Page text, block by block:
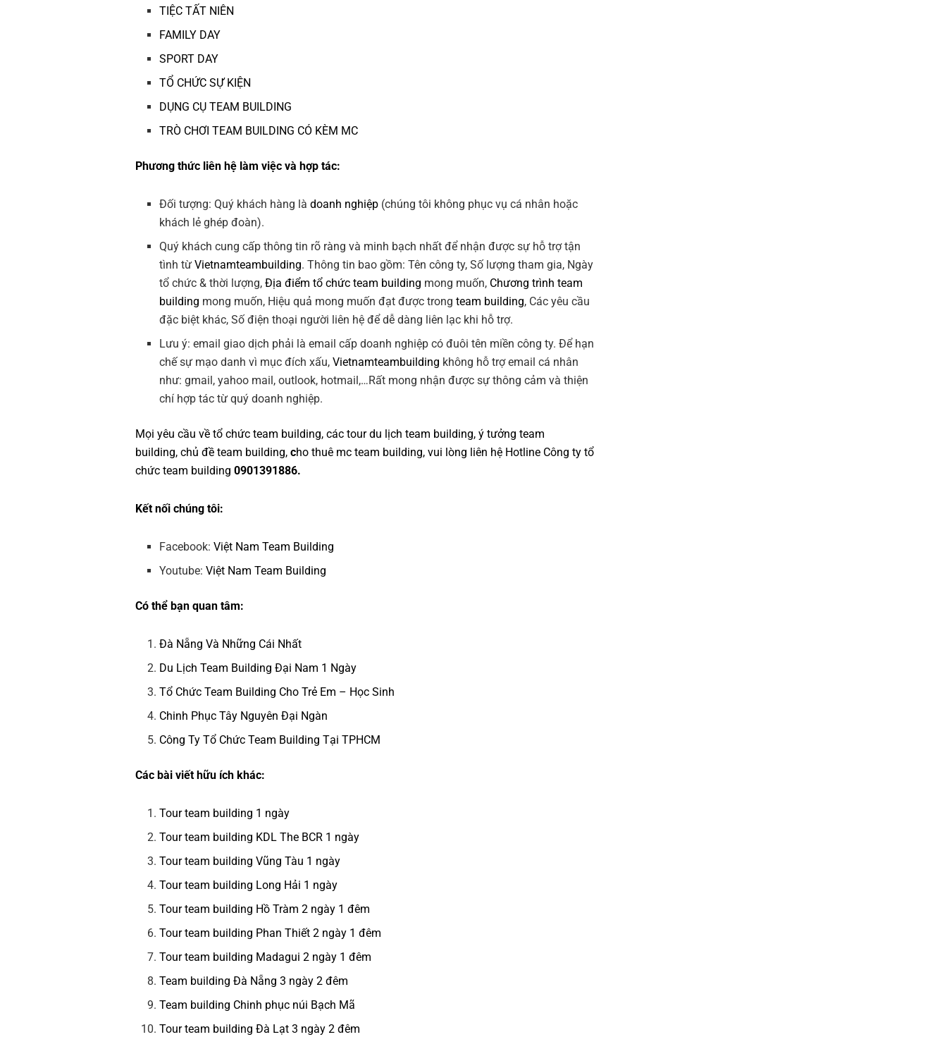
TIỆC TẤT NIÊN
FAMILY DAY
SPORT DAY
TỔ CHỨC SỰ KIỆN
DỤNG CỤ TEAM BUILDING
TRÒ CHƠI TEAM BUILDING CÓ KÈM MC
Phương thức liên hệ làm việc và hợp tác:
Đối tượng: Quý khách hàng làdoanh nghiệp (chúng tôi không phục vụ cá nhân hoặc
khách lẻ ghép đoàn).
Quý khách cung cấp thông tin rõ ràng và minh bạch nhất để nhận được sự hỗ trợ tận
tình từVietnamteambuilding. Thông tin bao gồm: Tên công ty, Số lượng tham gia, Ngày
tổ chức & thời lượng,Địa điểm tổ chức team building mong muốn, Chương trình team
building mong muốn, Hiệu quả mong muốn đạt được trongteam building, Các yêu cầu
đặc biệt khác, Số điện thoại người liên hệ để dễ dàng liên lạc khi hỗ trợ.
Lưu ý: email giao dịch phải là email cấp doanh nghiệp có đuôi tên miền công ty. Để hạn
chế sự mạo danh vì mục đích xấu,Vietnamteambuilding không hỗ trợ email cá nhân
như: gmail, yahoo mail, outlook, hotmail,…Rất mong nhận được sự thông cảm và thiện
chí hợp tác từ quý doanh nghiệp.
Mọi yêu cầu về tổ chức team building, các tourdu lịch team building, ý tưởng team
building, chủ đề team building, cho thuê mc team building, vui lòng liên hệ Hotline Công ty tổ
chức team building 0901391886.
Kết nối chúng tôi:
Facebook:Việt Nam Team Building
Youtube:Việt Nam Team Building
Có thể bạn quan tâm:
Đà Nẵng Và Những Cái Nhất
Du Lịch Team Building Đại Nam 1 Ngày
Tổ Chức Team Building Cho Trẻ Em – Học Sinh
Chinh Phục Tây Nguyên Đại Ngàn
Công Ty Tổ Chức Team Building Tại TPHCM
Các bài viết hữu ích khác:
Tour team building 1 ngày
Tour team building KDL The BCR 1 ngày
Tour team building Vũng Tàu 1 ngày
Tour team building Long Hải 1 ngày
Tour team building Hồ Tràm 2 ngày 1 đêm
Tour team building Phan Thiết 2 ngày 1 đêm
Tour team building Madagui 2 ngày 1 đêm
Team building Đà Nẵng 3 ngày 2 đêm
Team building Chinh phục núi Bạch Mã
Tour team building Đà Lạt 3 ngày 2 đêm